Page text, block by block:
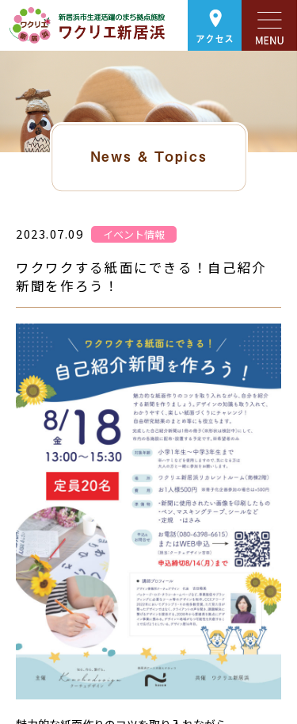
アクセス
News & Topics
2023.07.09 イベント情報
ワクワクする紙面にできる！自己紹介
新聞を作ろう！